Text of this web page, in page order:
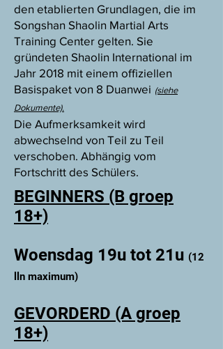
den etablierten Grundlagen, die im
Songshan Shaolin Martial Arts
Training Center gelten. Sie
gründeten Shaolin International im
Jahr 2018 mit einem offiziellen
Basispaket von 8 Duanwei (siehe
Dokumente).
Die Aufmerksamkeit wird
abwechselnd von Teil zu Teil
verschoben. Abhängig vom
Fortschritt des Schülers.
BEGINNERS (B groep
18+)
Woensdag 19u tot 21u (12
lln maximum)
GEVORDERD (A groep
18+)